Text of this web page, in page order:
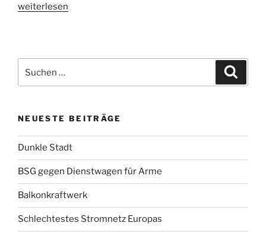
„OHV
weiterlesen
nach:
NEUESTE BEITRÄGE
Dunkle Stadt
BSG gegen Dienstwagen für Arme
Balkonkraftwerk
Schlechtestes Stromnetz Europas